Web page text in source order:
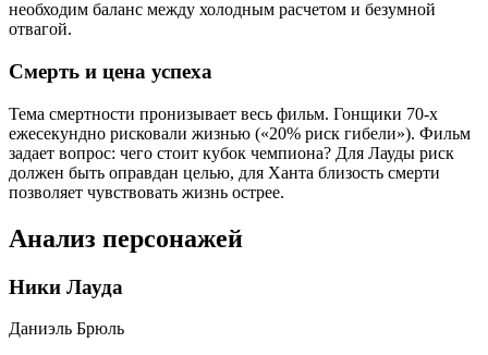
необходим баланс между холодным расчетом и безумной
отвагой.
Смерть и цена успеха
Тема смертности пронизывает весь фильм. Гонщики 70-х
ежесекундно рисковали жизнью («20% риск гибели»). Фильм
задает вопрос: чего стоит кубок чемпиона? Для Лауды риск
должен быть оправдан целью, для Ханта близость смерти
позволяет чувствовать жизнь острее.
Анализ персонажей
Ники Лауда
Даниэль Брюль